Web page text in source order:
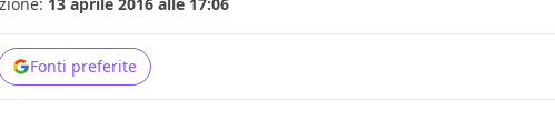
13 aprile 2016 alle 17:06
Fonti preferite